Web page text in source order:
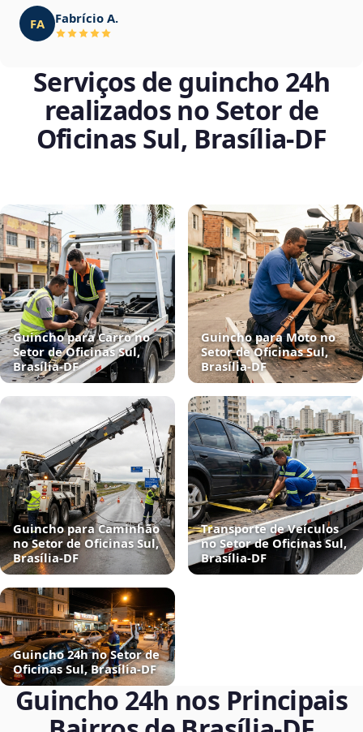
FA Fabrício A.
Serviços de guincho 24h
realizados no Setor de
Oficinas Sul, Brasília‑DF
Guincho para Carro no
Setor de Oficinas Sul,
Brasília‑DF
Guincho para Moto no
Setor de Oficinas Sul,
Brasília‑DF
Guincho para Caminhão
no Setor de Oficinas Sul,
Brasília‑DF
Transporte de Veículos
no Setor de Oficinas Sul,
Brasília‑DF
Guincho 24h no Setor de
Oficinas Sul, Brasília‑DF
Guincho 24h nos Principais